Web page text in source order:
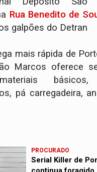
Rua Benedito de
galpões do Detran
mais rápida de
Marcos oferece
pá carregadeira,
PROCURADO
Serial Killer de